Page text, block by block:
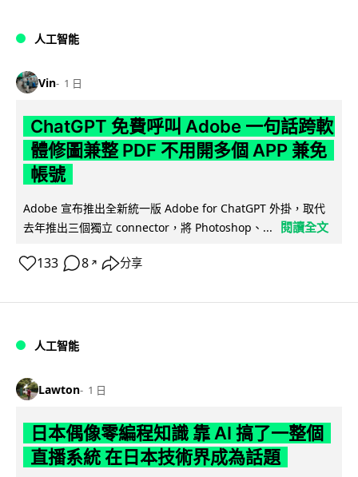
人工智能
Vin 1 日
ChatGPT 免費呼叫 Adobe 一句話跨軟
體修圖兼整 PDF 不用開多個 APP 兼免
帳號
Adobe 宣布推出全新統一版 Adobe for ChatGPT 外掛，取代
去年推出三個獨立 connector，將 Photoshop、...
閱讀全文
133 8 ↗ 分享
人工智能
Lawton 1 日
日本偶像零編程知識 靠 AI 搞了一整個
直播系統 在日本技術界成為話題